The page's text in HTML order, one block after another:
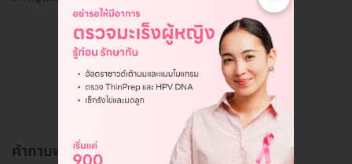
คำถามพบบ่อย